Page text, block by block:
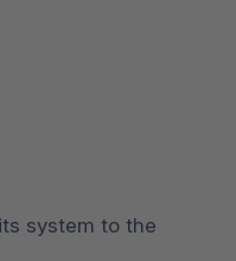
system to the